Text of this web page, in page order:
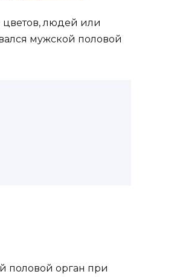
цветов, людей или
мужской половой
половой орган при